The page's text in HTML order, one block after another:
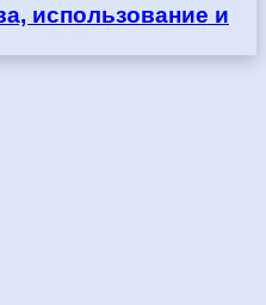
использование и